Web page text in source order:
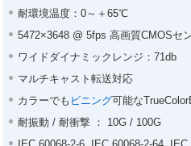
耐環境温度：0～＋65℃
5472×3648 @ 5fps 高画質CMOSセ
ワイドダイナミックレンジ：71db
マルチキャスト転送対応
カラーでも ビニング可能な
耐振動 / 耐衝撃 ： 10G / 100G